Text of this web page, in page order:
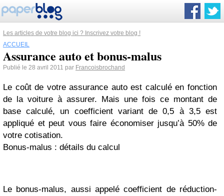
Les articles de votre blog ici ? Inscrivez votre blog !
ACCUEIL
Assurance auto et bonus-malus
Publié le 28 avril 2011 par Francoisbrochand
Le coût de votre assurance auto est calculé en fonction
de la voiture à assurer. Mais une fois ce montant de
base calculé, un coefficient variant de 0,5 à 3,5 est
appliqué et peut vous faire économiser jusqu’à 50% de
votre cotisation.
Bonus-malus : détails du calcul
Le bonus-malus, aussi appelé coefficient de réduction-